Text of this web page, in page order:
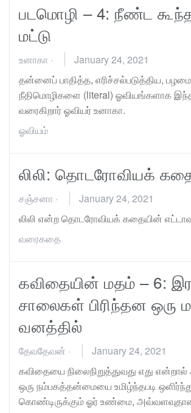
படமொழி – 4: நீண்ட
மட்டு
உனாகா ·
January 24, 2021
தன்னைப் பாதித்த, எரிச்சல்படுத்திய,
நீதிமொழிகளை (literal) ஓவியங்களாக
வரைகிறார் ஓவியர் உனாகா.
ஓவியம்
லிலி: தொடரோவியக்
சஞ்சனா ·
January 24, 2021
லிலி என்ற தொடரோவியக் கதையின்
வரைகதை
கவிதையின் மதம் – 6:
சாலைகள் பிரிந்தன ஒரு
வனத்தில்
தேவதேவன் ·
January 24, 2021
கவிதையை நிலைநிறுத்துவது எது
ஒரு நம்பகத்தன்மையை உமிழ்ந்தபடி
கொண்டிருக்கும் ஓர் உண்மை,